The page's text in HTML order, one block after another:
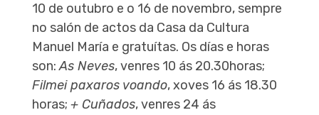
10 de outubro e o 16 de novembro, sempre
no salón de actos da Casa da Cultura
Manuel María e gratuítas. Os días e horas
son:As Neves, venres 10 ás 20.30horas;
Filmei paxaros voando, xoves 16 ás 18.30
horas; + Cuñados, venres 24 ás